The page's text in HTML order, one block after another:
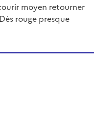
moyen retourner
rouge presque